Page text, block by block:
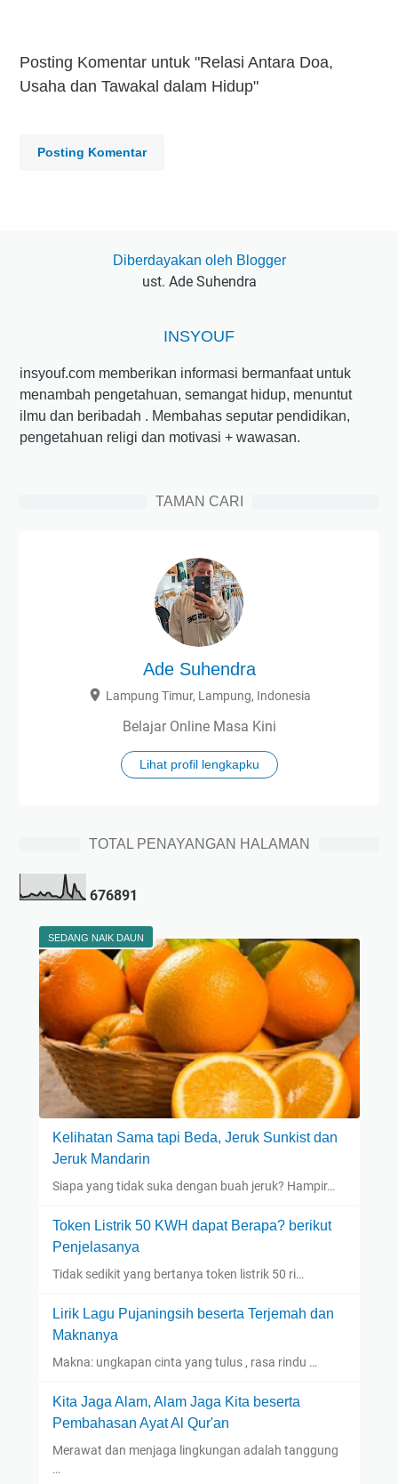
Posting Komentar untuk "Relasi Antara Doa,
Usaha dan Tawakal dalam Hidup"
Posting Komentar
Diberdayakan oleh Blogger
ust. Ade Suhendra
INSYOUF
insyouf.com memberikan informasi bermanfaat untuk
menambah pengetahuan, semangat hidup, menuntut
ilmu dan beribadah . Membahas seputar pendidikan,
pengetahuan religi dan motivasi + wawasan.
TAMAN CARI
Ade Suhendra
Lampung Timur, Lampung, Indonesia
Belajar Online Masa Kini
Lihat profil lengkapku
TOTAL PENAYANGAN HALAMAN
676891
SEDANG NAIK DAUN
Kelihatan Sama tapi Beda, Jeruk Sunkist dan
Jeruk Mandarin
Siapa yang tidak suka dengan buah jeruk? Hampir…
Token Listrik 50 KWH dapat Berapa? berikut
Penjelasanya
Tidak sedikit yang bertanya token listrik 50 ri…
Lirik Lagu Pujaningsih beserta Terjemah dan
Maknanya
Makna: ungkapan cinta yang tulus , rasa rindu …
Kita Jaga Alam, Alam Jaga Kita beserta
Pembahasan Ayat Al Qur'an
Merawat dan menjaga lingkungan adalah tanggung
…